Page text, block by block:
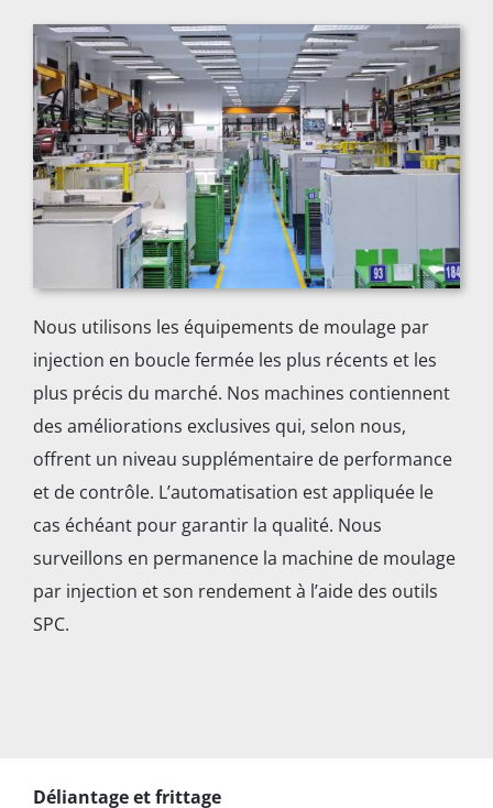
Nous utilisons les équipements de moulage par
injection en boucle fermée les plus récents et les
plus précis du marché. Nos machines contiennent
des améliorations exclusives qui, selon nous,
offrent un niveau supplémentaire de performance
et de contrôle. L’automatisation est appliquée le
cas échéant pour garantir la qualité. Nous
surveillons en permanence la machine de moulage
par injection et son rendement à l’aide des outils
SPC.
Déliantage et frittage